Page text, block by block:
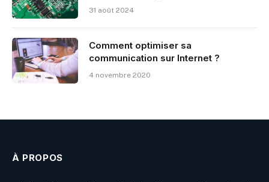
31 août 2024
Comment optimiser sa
communication sur Internet ?
4 novembre 2020
À PROPOS